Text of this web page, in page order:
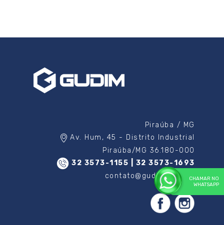
Piraúba / MG
Av. Hum, 45 - Distrito Industrial
Piraúba/MG 36.180-000
32 3573-1155 | 32 3573-1693
contato@gudim.com.brCHAMAR NO
WHATSAPP